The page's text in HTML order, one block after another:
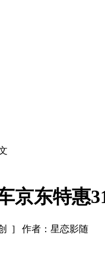
京东特惠
] 作者：星恋影随